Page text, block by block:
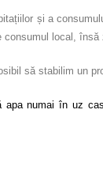
și a
local,
să stabilim un
numai în uz